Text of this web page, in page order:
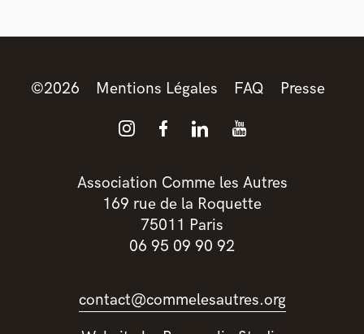
©2026 Mentions Légales FAQ Presse
Association Comme les Autres
169 rue de la Roquette
75011 Paris
06 95 09 90 92
contact@commelesautres.org